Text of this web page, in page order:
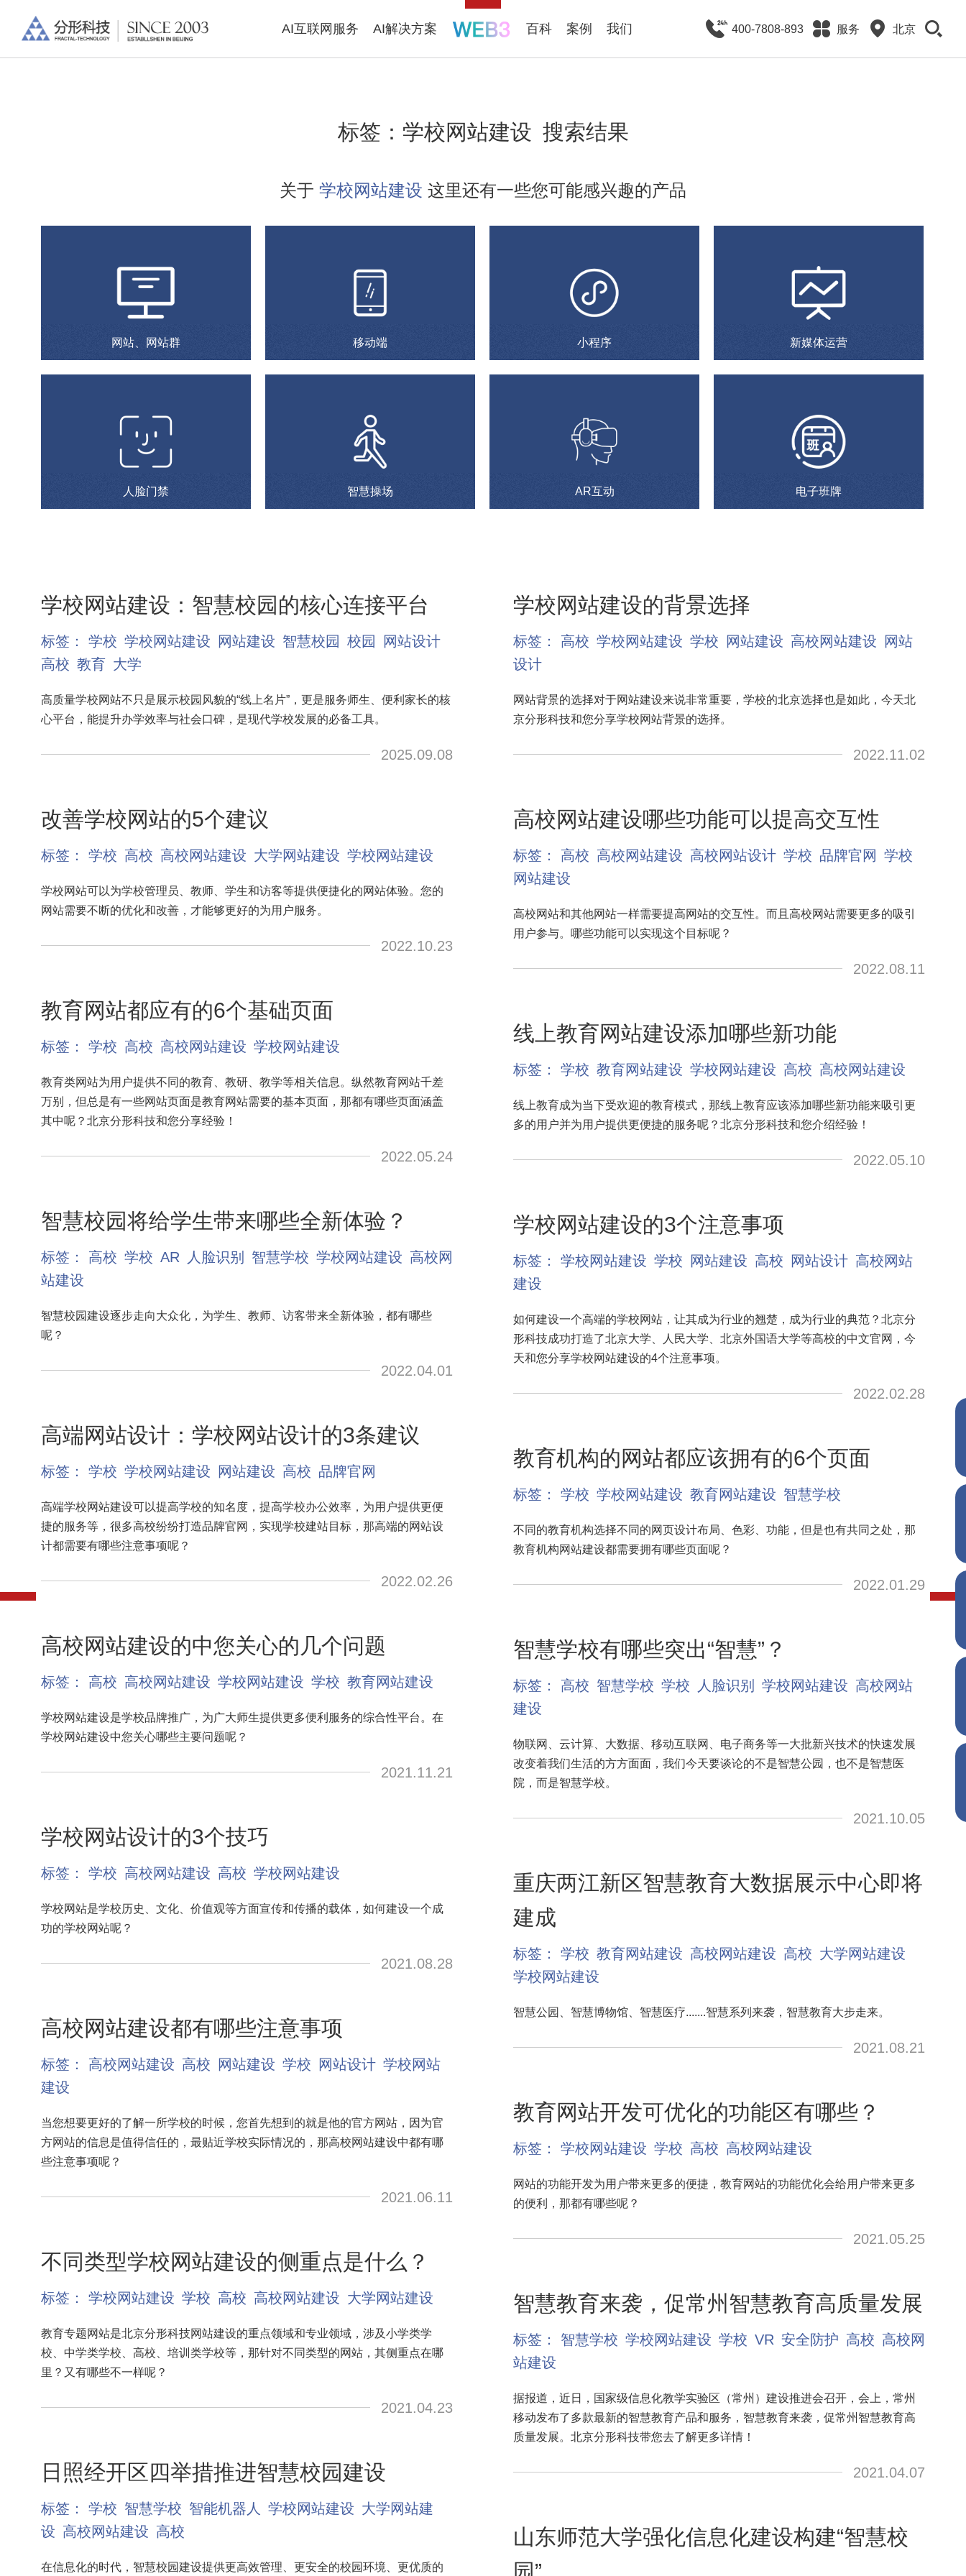
AI互联网服务 AI解决方案 百科 案例 我们 400-7808-893 服务 北京
标签： 学校网站建设 搜索结果
关于 学校网站建设 这里还有一些您可能感兴趣的产品
网站、网站群 移动端 小程序 新媒体运营
人脸门禁 智慧操场 AR互动 电子班牌
学校网站建设：智慧校园的核心连接平台
标签： 学校 学校网站建设 网站建设 智慧校园 校园
网站设计
高校 教育 大学
高质量学校网站不只是展示校园风貌的“线上名片”，更是服务师生、便利家长的核
心平台，能提升办学效率与社会口碑，是现代学校发展的必备工具。
2025.09.08
改善学校网站的5个建议
标签： 学校 高校 高校网站建设 大学网站建设 学校网站建设
学校网站可以为学校管理员、教师、学生和访客等提供便捷化的网站体验。您的
网站需要不断的优化和改善，才能够更好的为用户服务。
2022.10.23
教育网站都应有的6个基础页面
标签： 学校 高校 高校网站建设 学校网站建设
教育类网站为用户提供不同的教育、教研、教学等相关信息。纵然教育网站千差
万别，但总是有一些网站页面是教育网站需要的基本页面，那都有哪些页面涵盖
其中呢？北京分形科技和您分享经验！
2022.05.24
智慧校园将给学生带来哪些全新体验？
标签： 高校 学校 AR 人脸识别 智慧学校 学校网站建设 高校网
站建设
智慧校园建设逐步走向大众化，为学生、教师、访客带来全新体验，都有哪些
呢？
2022.04.01
高端网站设计：学校网站设计的3条建议
标签： 学校 学校网站建设 网站建设 高校 品牌官网
高端学校网站建设可以提高学校的知名度，提高学校办公效率，为用户提供更便
捷的服务等，很多高校纷纷打造品牌官网，实现学校建站目标，那高端的网站设
计都需要有哪些注意事项呢？
2022.02.26
高校网站建设的中您关心的几个问题
标签： 高校 高校网站建设 学校网站建设 学校 教育网站建设
学校网站建设是学校品牌推广，为广大师生提供更多便利服务的综合性平台。在
学校网站建设中您关心哪些主要问题呢？
2021.11.21
学校网站设计的3个技巧
标签： 学校 高校网站建设 高校 学校网站建设
学校网站是学校历史、文化、价值观等方面宣传和传播的载体，如何建设一个成
功的学校网站呢？
2021.08.28
高校网站建设都有哪些注意事项
标签： 高校网站建设 高校 网站建设 学校 网站设计 学校网站
建设
当您想要更好的了解一所学校的时候，您首先想到的就是他的官方网站，因为官
方网站的信息是值得信任的，最贴近学校实际情况的，那高校网站建设中都有哪
些注意事项呢？
2021.06.11
不同类型学校网站建设的侧重点是什么？
标签： 学校网站建设 学校 高校 高校网站建设 大学网站建设
教育专题网站是北京分形科技网站建设的重点领域和专业领域，涉及小学类学
校、中学类学校、高校、培训类学校等，那针对不同类型的网站，其侧重点在哪
里？又有哪些不一样呢？
2021.04.23
日照经开区四举措推进智慧校园建设
标签： 学校 智慧学校 智能机器人 学校网站建设 大学网站建
设 高校网站建设 高校
在信息化的时代，智慧校园建设提供更高效管理、更安全的校园环境、更优质的
学校网站建设的背景选择
标签： 高校 学校网站建设 学校 网站建设 高校网站建设
网站
设计
网站背景的选择对于网站建设来说非常重要，学校的北京选择也是如此，今天北
京分形科技和您分享学校网站背景的选择。
2022.11.02
高校网站建设哪些功能可以提高交互性
标签： 高校 高校网站建设 高校网站设计 学校 品牌官网 学校
网站建设
高校网站和其他网站一样需要提高网站的交互性。而且高校网站需要更多的吸引
用户参与。哪些功能可以实现这个目标呢？
2022.08.11
线上教育网站建设添加哪些新功能
标签： 学校 教育网站建设 学校网站建设 高校 高校网站建设
线上教育成为当下受欢迎的教育模式，那线上教育应该添加哪些新功能来吸引更
多的用户并为用户提供更便捷的服务呢？北京分形科技和您介绍经验！
2022.05.10
学校网站建设的3个注意事项
标签： 学校网站建设 学校 网站建设 高校 网站设计 高校网站
建设
如何建设一个高端的学校网站，让其成为行业的翘楚，成为行业的典范？北京分
形科技成功打造了北京大学、人民大学、北京外国语大学等高校的中文官网，今
天和您分享学校网站建设的4个注意事项。
2022.02.28
教育机构的网站都应该拥有的6个页面
标签： 学校 学校网站建设 教育网站建设 智慧学校
不同的教育机构选择不同的网页设计布局、色彩、功能，但是也有共同之处，那
教育机构网站建设都需要拥有哪些页面呢？
2022.01.29
智慧学校有哪些突出“智慧”？
标签： 高校 智慧学校 学校 人脸识别 学校网站建设 高校网站
建设
物联网、云计算、大数据、移动互联网、电子商务等一大批新兴技术的快速发展
改变着我们生活的方方面面，我们今天要谈论的不是智慧公园，也不是智慧医
院，而是智慧学校。
2021.10.05
重庆两江新区智慧教育大数据展示中心即将
建成
标签： 学校 教育网站建设 高校网站建设 高校 大学网站建设
学校网站建设
智慧公园、智慧博物馆、智慧医疗.......智慧系列来袭，智慧教育大步走来。
2021.08.21
教育网站开发可优化的功能区有哪些？
标签： 学校网站建设 学校 高校 高校网站建设
网站的功能开发为用户带来更多的便捷，教育网站的功能优化会给用户带来更多
的便利，那都有哪些呢？
2021.05.25
智慧教育来袭，促常州智慧教育高质量发展
标签： 智慧学校 学校网站建设 学校 VR 安全防护 高校 高校网
站建设
据报道，近日，国家级信息化教学实验区（常州）建设推进会召开，会上，常州
移动发布了多款最新的智慧教育产品和服务，智慧教育来袭，促常州智慧教育高
质量发展。北京分形科技带您去了解更多详情！
2021.04.07
山东师范大学强化信息化建设构建“智慧校